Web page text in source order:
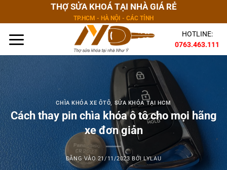
dung
THỢ SỬA KHOÁ TẠI NHÀ GIÁ RẺ
TP.HCM - HÀ NỘI - CÁC TỈNH
HOTLINE:
0763.463.111
CHÌA KHÓA XE ÔTÔ, SỬA KHÓA TẠI HCM
Cách thay pin chìa khóa ô tô cho mọi hãng
xe đơn giản
ĐĂNG VÀO21/11/2023 BỞILYLAU